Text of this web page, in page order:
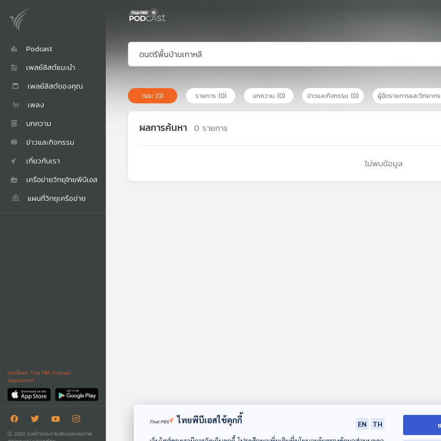
Podcast
เพลย์ลิสต์แนะนำ
เพลย์ลิสต์ของคุณ
เพลง
บทความ
ข่าวและกิจกรรม
เกี่ยวกับเรา
เครือข่ายวิทยุไทยพีบีเอส
แผนที่วิทยุเครือข่าย
ดาวน์โหลด Thai PBS Podcast
Application
Ⓒ 2020 องค์การกระจายเสียงและแพร่ภาพ
ตอน (0) รายการ (0) บทความ (0) ข่าวและกิจกรรม (0) ผู้จัดรายการและวิทยากร
ผลการค้นหา 0 รายการ
ไม่พบข้อมูล
ไทยพีบีเอสใช้คุกกี้ EN
TH